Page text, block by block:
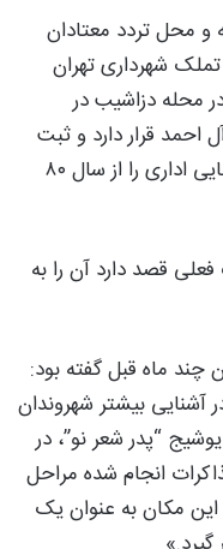
و محل تردد معتادان
به تملک شهرداری تهران
محله دزاشیب در
احمد قرار دارد و ثبت
آن به عنوان بنای تاریخی، پیچ و خم‌هایی اداری را از سال ۸۰
قصد دارد آن را به
ماه قبل گفته بود:
آشنایی بیشتر شهروندان
“پدر شعر نو”، در
انجام شده مراحل
مکان به عنوان یک